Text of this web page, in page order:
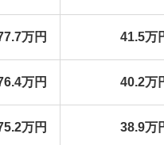
万円 41.5万
万円 40.2万
万円 38.9万